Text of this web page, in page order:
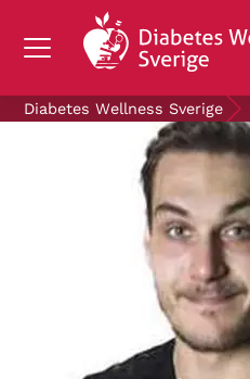
OM DIABETES
NYHETER & EVENT
GRATIS DIABETESPRODUKTER
Blodsockerkollen
Diabetes Wellness Sverige